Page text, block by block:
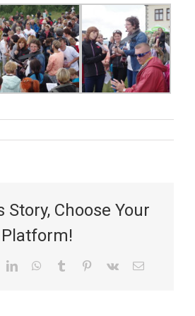
Story, Choose Your
Platform!
LinkedInWhatsApp
Tumblr Pinterest
Vk Email